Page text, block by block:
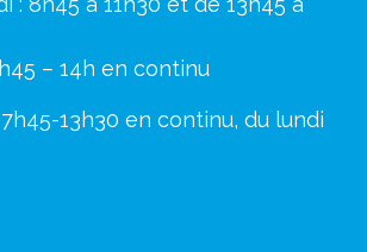
– 14h en continu
13h30 en continu, du lundi